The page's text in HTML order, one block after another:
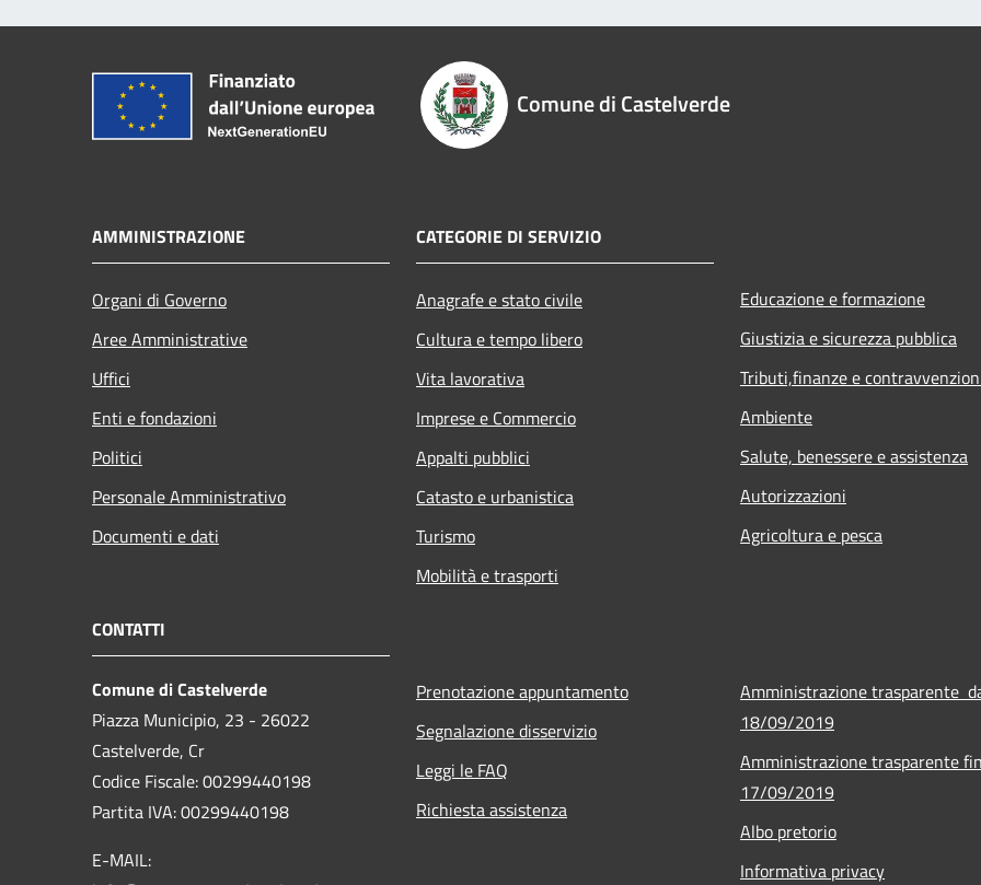
Comune di Castelverde
AMMINISTRAZIONE
Organi di Governo
Aree Amministrative
Uffici
Enti e fondazioni
Politici
Personale Amministrativo
Documenti e dati
CATEGORIE DI SERVIZIO
Anagrafe e stato civile
Cultura e tempo libero
Vita lavorativa
Imprese e Commercio
Appalti pubblici
Catasto e urbanistica
Turismo
Mobilità e trasporti
Educazione e formazione
Giustizia e sicurezza pubblica
Tributi,finanze e
Ambiente
Salute, benessere e assistenza
Autorizzazioni
Agricoltura e pesca
CONTATTI
Comune di Castelverde
Piazza Municipio, 23 - 26022
Castelverde, Cr
Codice Fiscale: 00299440198
Partita IVA: 00299440198
E-MAIL:
Prenotazione appuntamento
Segnalazione disservizio
Leggi le FAQ
Richiesta assistenza
Amministrazione trasparente
18/09/2019
Amministrazione trasparente
17/09/2019
Albo pretorio
Informativa privacy